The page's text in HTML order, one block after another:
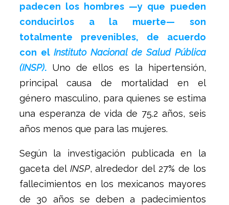
padecen los hombres —y que pueden
conducirlos a la muerte— son
totalmente prevenibles, de acuerdo
con elInstituto Nacional de Salud Pública
(INSP). Uno de ellos es la hipertensión,
principal causa de mortalidad en el
género masculino, para quienes se estima
una esperanza de vida de 75.2 años, seis
años menos que para las mujeres.
Según la investigación publicada en la
gaceta del INSP, alrededor del 27% de los
fallecimientos en los mexicanos mayores
de 30 años se deben a padecimientos